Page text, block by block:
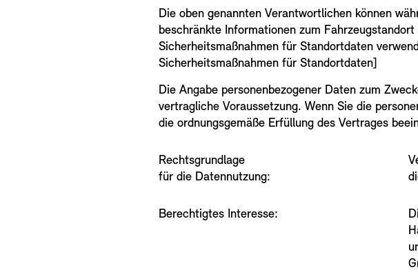
Die oben genannten Verantwortlichen können
beschränkte Informationen zum
Sicherheitsmaßnahmen für Standortdaten
Sicherheitsmaßnahmen für Standortdaten]
Die Angabe personenbezogener Daten zum
vertragliche Voraussetzung. Wenn Sie die
die ordnungsgemäße Erfüllung des Vertrages
Rechtsgrundlage
für die Datennutzung:
Berechtigtes Interesse: